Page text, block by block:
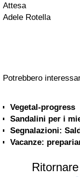
Attesa
Adele Rotella
Potrebbero
Vegetal-progress
Sandalini per i
Segnalazioni:
Vacanze: